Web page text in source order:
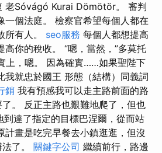
老Sóvágó Kurai Dömötör。 審判
一個法庭。 檢察官希望每個人都在
所有人。 seo服務 每個人都想提高
你的稅收。 “嗯，當然，”多莫托
上，嗯。 因為確實……如果聖陛下
我就忠於國王 形態（結構）同義詞
銷 我有預感我可以走主路前面的路
。 反正主路也艱難地爬了，但也
到達了指定的目標巴涅爾，從而站
計畫是吃完早餐去小鎮逛逛，但沒
了。 關鍵字公司 繼續前行，路邊